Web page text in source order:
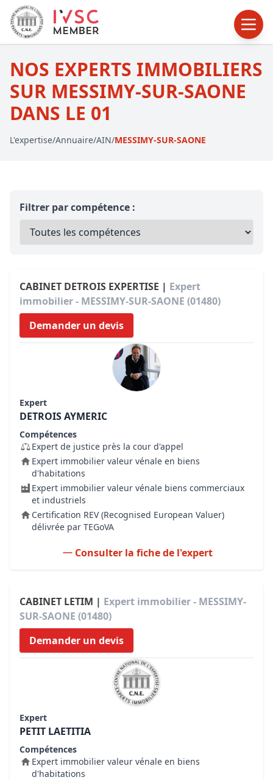
NOS EXPERTS IMMOBILIERS
SUR MESSIMY-SUR-SAONE
DANS LE 01
L'expertise/Annuaire/AIN/MESSIMY-SUR-SAONE
Filtrer par compétence :
CABINET DETROIS EXPERTISE | Expert
immobilier - MESSIMY-SUR-SAONE (01480)
Demander un devis
Expert
DETROIS AYMERIC
Compétences
Expert de justice près la cour d'appel
Expert immobilier valeur vénale en biens
d'habitations
Expert immobilier valeur vénale biens commerciaux
et industriels
Certification REV (Recognised European Valuer)
délivrée par TEGoVA
Consulter la fiche de l'expert
CABINET LETIM | Expert immobilier - MESSIMY-
SUR-SAONE (01480)
Demander un devis
Expert
PETIT LAETITIA
Compétences
Expert immobilier valeur vénale en biens
d'habitations